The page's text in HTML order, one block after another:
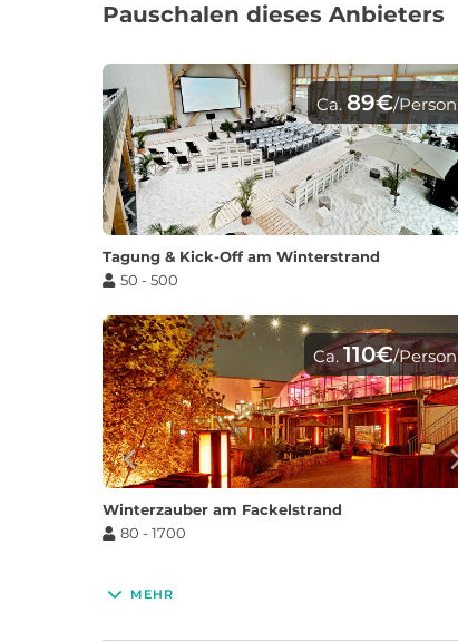
Pauschalen dieses Anbieters
Ca. 89€/Person
Tagung & Kick-Off am Winterstrand
50 - 500
Ca. 110€/Person
Winterzauber am Fackelstrand
80 - 1700
MEHR